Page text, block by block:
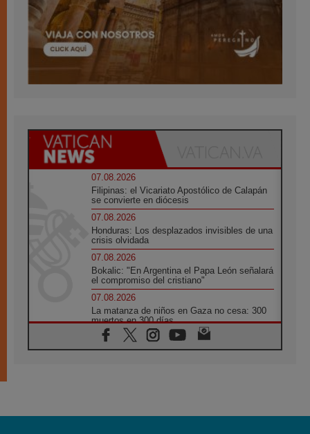
07.08.2026
Filipinas: el Vicariato Apostólico de Calapán
se convierte en diócesis
07.08.2026
Honduras: Los desplazados invisibles de una
crisis olvidada
07.08.2026
Bokalic: "En Argentina el Papa León señalará
el compromiso del cristiano"
07.08.2026
La matanza de niños en Gaza no cesa: 300
muertos en 300 días
07.08.2026
Tagle: La guerra desfigura el mundo, solo la